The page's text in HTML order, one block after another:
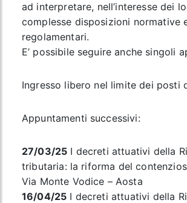
ad interpretare, nell’interesse dei
complesse disposizioni normative
regolamentari.
E’ possibile seguire anche singoli
Ingresso libero nel limite dei posti
Appuntamenti successivi:
27/03/25 I decreti attuativi della
tributaria: la riforma del
Via Monte Vodice – Aosta
16/04/25 I decreti attuativi della